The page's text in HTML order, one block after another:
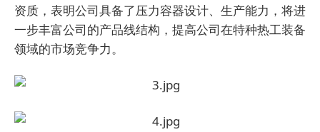
资质，表明公司具备了压力容器设计、生产能力，将进
一步丰富公司的产品线结构，提高公司在特种热工装备
领域的市场竞争力。